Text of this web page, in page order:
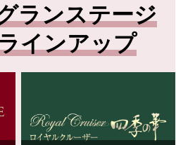
ランステージ
インアップ